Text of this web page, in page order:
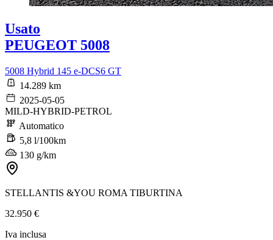
Usato
PEUGEOT 5008
5008 Hybrid 145 e-DCS6 GT
14.289 km
2025-05-05
MILD-HYBRID-PETROL
Automatico
5,8 l/100km
130 g/km
STELLANTIS &YOU ROMA TIBURTINA
32.950 €
Iva inclusa